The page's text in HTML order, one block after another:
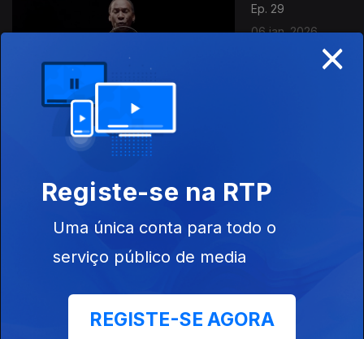
Ep. 29
06 jan. 2026
Olinda Beja - O
Macaco e a
04 jan. 2026
Miguel Horta -
Ep. 15 03 jan. 2026
Ângelo Torres -
×
Registe-se na RTP
Uma única conta para todo o
serviço público de media
REGISTE-SE AGORA